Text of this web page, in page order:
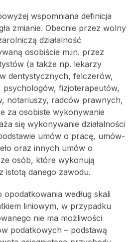
wspomniana definicja
zmianie. Obecnie przez wolny
działalność
osobiście m.in. przez
(a także np. lekarzy
dentystycznych, felczerów,
psychologów, fizjoterapeutów,
notariuszy, radców prawnych,
za osobiste wykonywanie
się wykonywanie działalności
umów o pracę, umów-
oraz innych umów o
osób, które wykonują
istotą danego zawodu.
według skali
liniowym, w przypadku
nie ma możliwości
podatkowych – podstawą